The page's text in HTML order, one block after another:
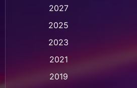
Animation การ์ตูน
Animation แอนิเมชั่น
Animation แอนิเมชัน
2027
2025
2023
2021
2019